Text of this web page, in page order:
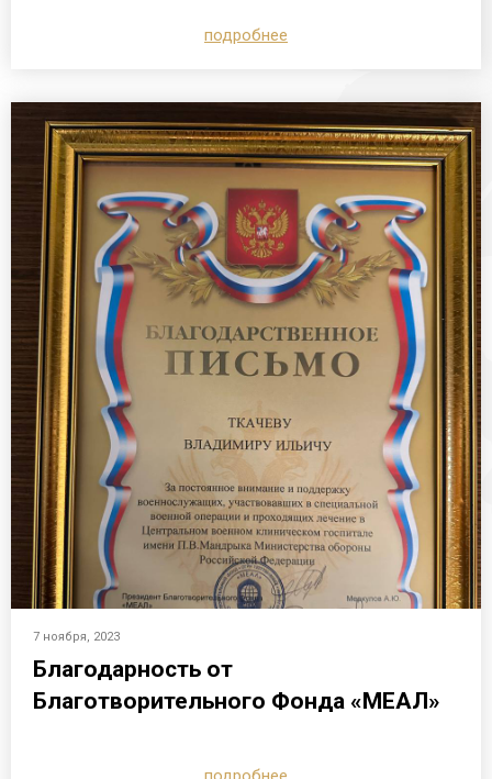
подробнее
7 ноября, 2023
Благодарность от
Благотворительного Фонда «МЕАЛ»